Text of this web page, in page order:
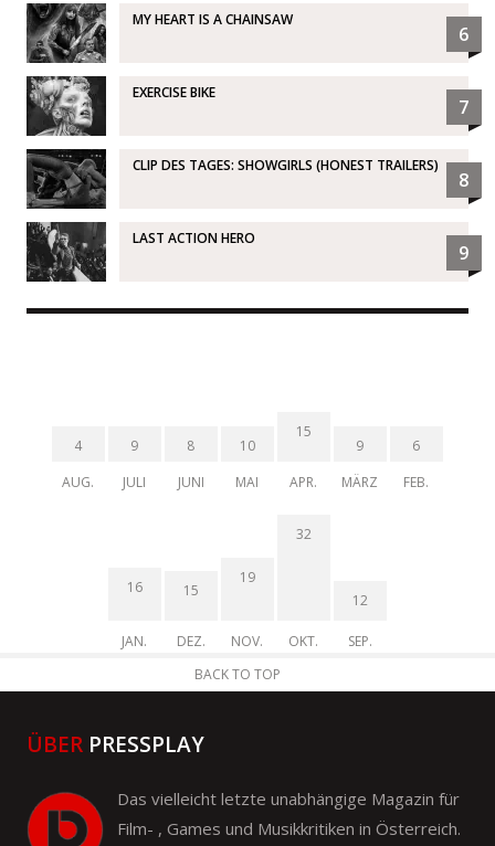
MY HEART IS A CHAINSAW
6
EXERCISE BIKE
7
CLIP DES TAGES: SHOWGIRLS (HONEST TRAILERS)
8
LAST ACTION HERO
9
4
AUG.
9
JULI
8
JUNI
10
MAI
15
APR.
9
MÄRZ
6
FEB.
16
JAN.
15
DEZ.
19
NOV.
32
OKT.
12
SEP.
BACK TO TOP
ÜBER PRESSPLAY
Das vielleicht letzte unabhängige Magazin für
Film- , Games und Musikkritiken in Österreich.